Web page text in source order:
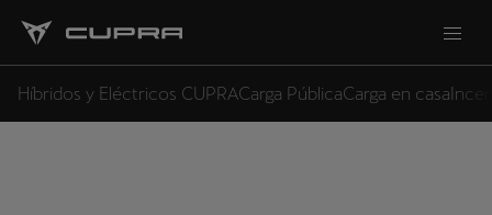
Híbridos y Eléctricos CUPRACarga PúblicaCarga en casa